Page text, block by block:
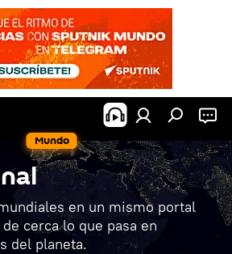
Mundo
en un mismo portal
cerca lo que pasa en
del planeta.